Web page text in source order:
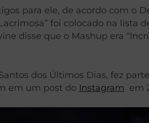
para ele, de acordo com o
foi colocado na lista
disse que o Mashup era
dos Últimos Dias, fez
em um post do Instagram em